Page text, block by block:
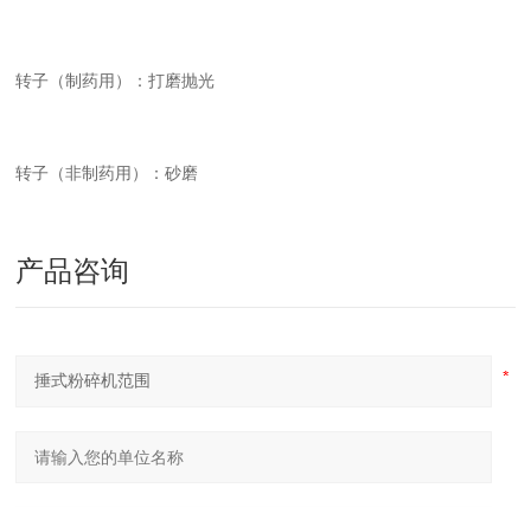
转子（制药用）：打磨抛光
转子（非制药用）：砂磨
产品咨询